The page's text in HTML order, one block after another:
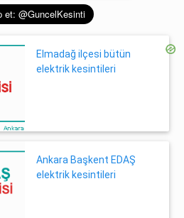
Elmadağ ilçesi bütün
elektrik kesintileri
Ankara Başkent EDAŞ
elektrik kesintileri